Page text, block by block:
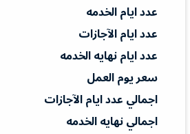
عدد ايام الخدمه
عدد ايام الآجازات
عدد ايام نهايه الخدمه
سعر يوم العمل
اجمالي عدد ايام الآجازات
اجمالي نهايه الخدمه